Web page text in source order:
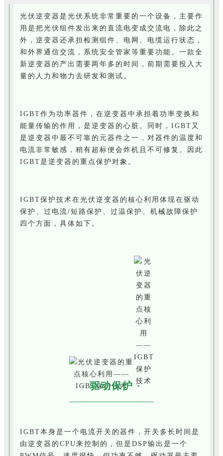
光伏逆变器是光伏系统非常重要的一个设备，主要作
用是把光伏组件发出来的直流电变成交流电，除此之
外，逆变器还承担检测组件、电网、电缆运行状态，
和外界通信交流，系统安全管家等重要功能。一款全
新逆变器的产出需要两年多的时间，前期需要投入大
量的人力和物力去研发和测试。
IGBT作为功率器件，在逆变器中承担着功率变换和
能量传输的作用，是逆变器的心脏。同时，IGBT又
是逆变器中最不可靠的元器件之一，对器件的温度和
电流非常敏感，稍有超标便会炸机且不可修复。因此
IGBT是逆变器的重点保护对象。
IGBT保护技术在光伏逆变器的核心利用体现在驱动
保护、过电流/短路保护、过温保护、机械故障保护
四个方面，具体如下。
· 驱动保护 ·
IGBT本身是一个电流开关的器件，开关多长时间是
由逆变器的CPU来控制的，但是DSP输出是一个